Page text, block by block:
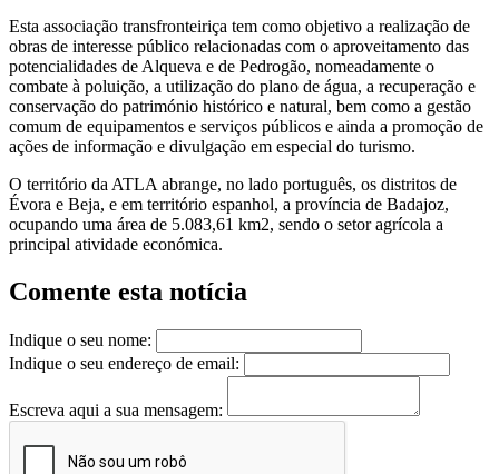
Esta associação transfronteiriça tem como objetivo a realização de
obras de interesse público relacionadas com o aproveitamento das
potencialidades de Alqueva e de Pedrogão, nomeadamente o
combate à poluição, a utilização do plano de água, a recuperação e
conservação do património histórico e natural, bem como a gestão
comum de equipamentos e serviços públicos e ainda a promoção de
ações de informação e divulgação em especial do turismo.
O território da ATLA abrange, no lado português, os distritos de
Évora e Beja, e em território espanhol, a província de Badajoz,
ocupando uma área de 5.083,61 km2, sendo o setor agrícola a
principal atividade económica.
Comente esta notícia
Indique o seu nome:
Indique o seu endereço de email:
Escreva aqui a sua mensagem: